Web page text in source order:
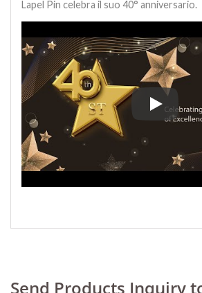
Lapel Pin celebra il suo 40° anniversario.
L'anno